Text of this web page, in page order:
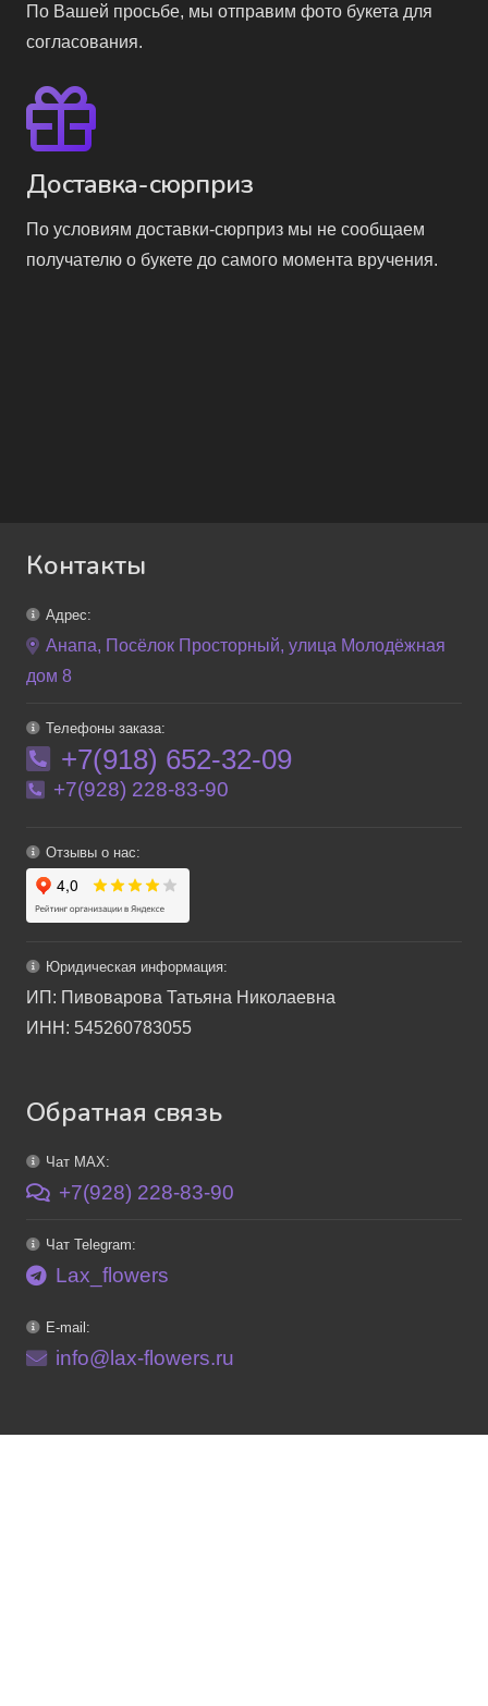
По Вашей просьбе, мы отправим фото букета для
согласования.
Доставка-сюрприз
По условиям доставки-сюрприз мы не сообщаем
получателю о букете до самого момента вручения.
Контакты
Адрес:
Анапа, Посёлок Просторный, улица Молодёжная
дом 8
Телефоны заказа:
+7(918) 652-32-09
+7(928) 228-83-90
Отзывы о нас:
Юридическая информация:
ИП: Пивоварова Татьяна Николаевна
ИНН: 545260783055
Обратная связь
Чат MAX:
+7(928) 228-83-90
Чат Telegram:
Lax_flowers
E-mail:
info@lax-flowers.ru